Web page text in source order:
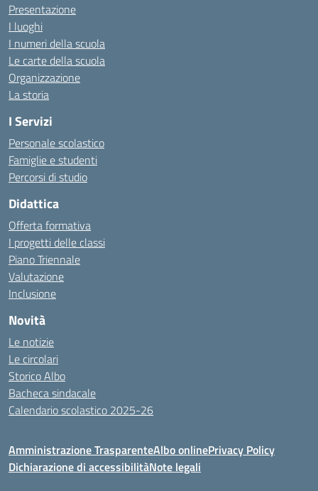
Presentazione
I luoghi
I numeri della scuola
Le carte della scuola
Organizzazione
La storia
I Servizi
Personale scolastico
Famiglie e studenti
Percorsi di studio
Didattica
Offerta formativa
I progetti delle classi
Piano Triennale
Valutazione
Inclusione
Novità
Le notizie
Le circolari
Storico Albo
Bacheca sindacale
Calendario scolastico 2025-26
Amministrazione TrasparenteAlbo onlinePrivacy Policy
Dichiarazione di accessibilitàNote legali